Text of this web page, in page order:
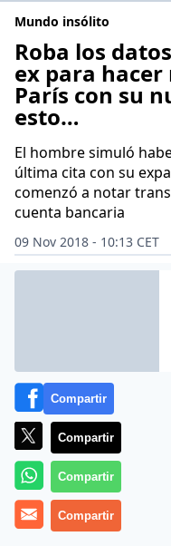
Mundo insólito
Roba los
ex para
París con su
esto…
El hombre simuló
última cita con su
comenzó a notar
cuenta bancaria
09 Nov 2018 - 10:13 CET
Archivado en: EASYJET
Compartir
Compartir
Compartir
Compartir